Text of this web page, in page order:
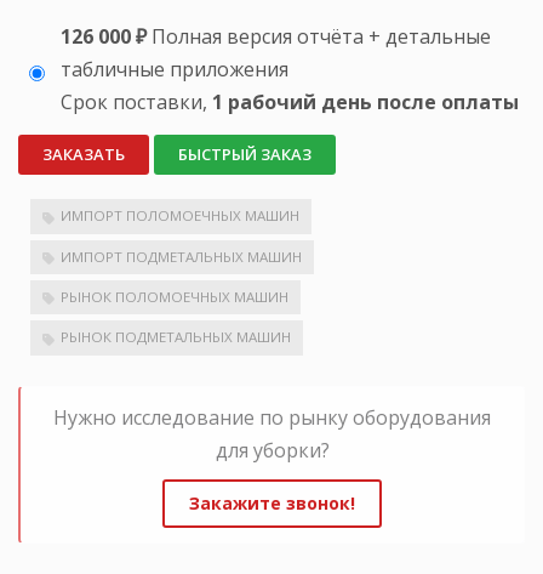
126 000 ₽ Полная версия отчёта + детальные
табличные приложения
Срок поставки, 1 рабочий день после оплаты
ЗАКАЗАТЬ БЫСТРЫЙ ЗАКАЗ
ИМПОРТ ПОЛОМОЕЧНЫХ МАШИН
ИМПОРТ ПОДМЕТАЛЬНЫХ МАШИН
РЫНОК ПОЛОМОЕЧНЫХ МАШИН
РЫНОК ПОДМЕТАЛЬНЫХ МАШИН
Нужно исследование по рынку оборудования
для уборки?
Закажите звонок!